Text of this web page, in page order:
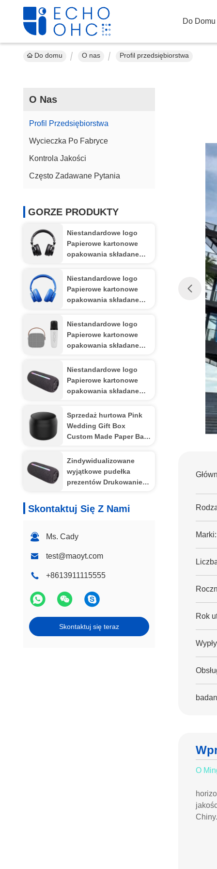
Do Domu
Do domu O nas Profil przedsiębiorstwa
O Nas
Profil Przedsiębiorstwa
Wycieczka Po Fabryce
Kontrola Jakości
Często Zadawane Pytania
GORZE PRODUKTY
Niestandardowe logo
Papierowe kartonowe
opakowania składane
złoto Luksusowe
magnetyczne pudełko
prezentów z zamknięciem
Niestandardowe logo
Papierowe kartonowe
opakowania składane
złoto Luksusowe
magnetyczne pudełko
prezentów z zamknięciem
Niestandardowe logo
Papierowe kartonowe
opakowania składane
złoto Luksusowe
magnetyczne pudełko
prezentów z zamknięciem
Niestandardowe logo
Papierowe kartonowe
opakowania składane
złoto Luksusowe
magnetyczne pudełko
prezentów z zamknięciem
Sprzedaż hurtowa Pink
Wedding Gift Box
Custom Made Paper Bag
Zindywidualizowane
wyjątkowe pudełka
prezentów Drukowanie
pudełka prezentów
opakowania biżuteria
prezentów
Skontaktuj Się Z Nami
Ms. Cady
test@maoyt.com
+8613911115555
Skontaktuj się teraz
Marki:
Rok
O
Chiny.